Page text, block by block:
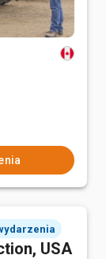
USA